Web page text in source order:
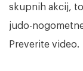
skupnih akcij,
judo-
Preverite video.